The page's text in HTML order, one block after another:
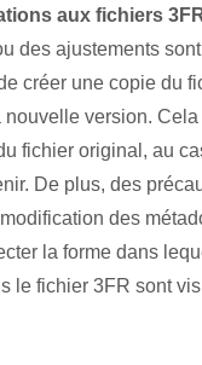
aux fichiers
des ajustements
créer une copie du
nouvelle version.
⁤fichier original, ⁤au
De plus,⁤ des
⁤des
la forme dans
le fichier 3FR sont